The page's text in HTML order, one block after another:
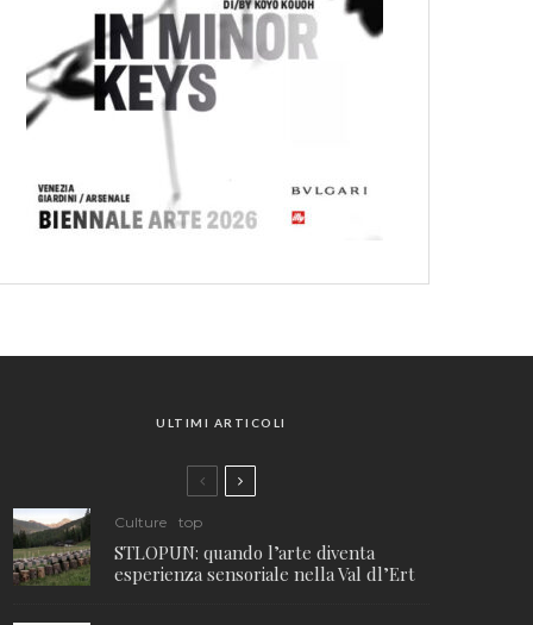
ULTIMI ARTICOLI
Culture top
STLOPUN: quando l’arte diventa
esperienza sensoriale nella Val dl’Ert